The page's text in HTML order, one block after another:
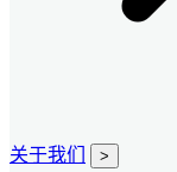
关于我们 >